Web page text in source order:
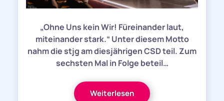
„Ohne Uns kein Wir! Füreinander laut,
miteinander stark.“ Unter diesem Motto
nahm die stjg am diesjährigen CSD teil. Zum
sechsten Mal in Folge beteil…
Weiterlesen